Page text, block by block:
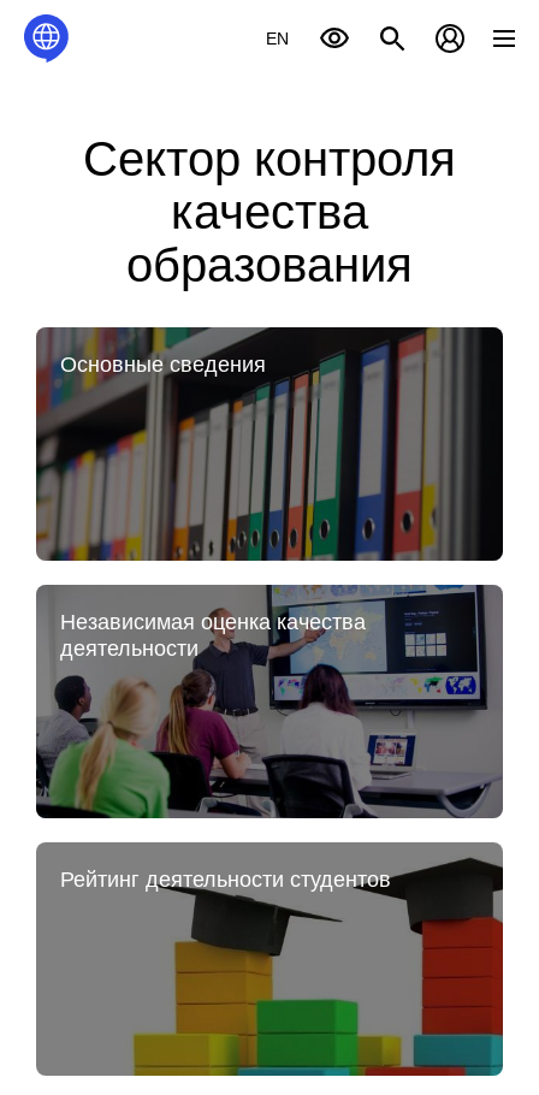
EN
Сектор контроля
качества
образования
Основные сведения
Независимая оценка качества
деятельности
Рейтинг деятельности студентов